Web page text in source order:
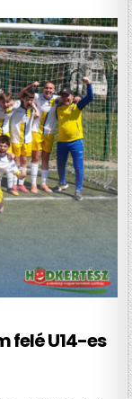
felé U14-es